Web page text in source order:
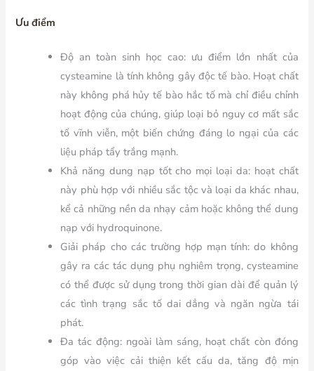
Ưu điểm
Độ an toàn sinh học cao: ưu điểm lớn nhất của
cysteamine là tính không gây độc tế bào. Hoạt chất
này không phá hủy tế bào hắc tố mà chỉ điều chỉnh
hoạt động của chúng, giúp loại bỏ nguy cơ mất sắc
tố vĩnh viễn, một biến chứng đáng lo ngại của các
liệu pháp tẩy trắng mạnh.
Khả năng dung nạp tốt cho mọi loại da: hoạt chất
này phù hợp với nhiều sắc tộc và loại da khác nhau,
kể cả những nền da nhạy cảm hoặc không thể dung
nạp với hydroquinone.
Giải pháp cho các trường hợp mạn tính: do không
gây ra các tác dụng phụ nghiêm trọng, cysteamine
có thể được sử dụng trong thời gian dài để quản lý
các tình trạng sắc tố dai dẳng và ngăn ngừa tái
phát.
Đa tác động: ngoài làm sáng, hoạt chất còn đóng
góp vào việc cải thiện kết cấu da, tăng độ mịn